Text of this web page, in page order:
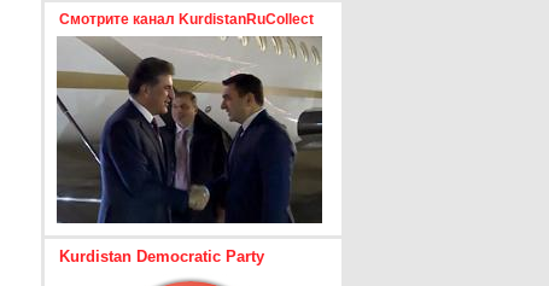
Смотрите канал KurdistanRuCollect
Kurdistan Democratic Party